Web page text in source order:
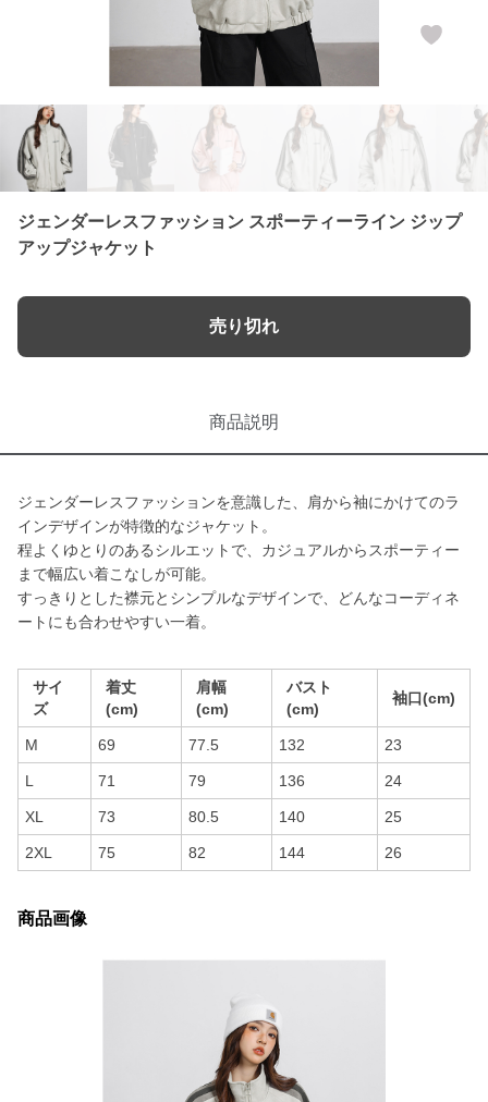
ジェンダーレスファッション スポーティーライン ジップ
アップジャケット
売り切れ
商品説明
ジェンダーレスファッションを意識した、肩から袖にかけてのラ
インデザインが特徴的なジャケット。
程よくゆとりのあるシルエットで、カジュアルからスポーティー
まで幅広い着こなしが可能。
すっきりとした襟元とシンプルなデザインで、どんなコーディネ
ートにも合わせやすい一着。
サイ
ズ
着丈
(cm)
肩幅
(cm)
バスト
(cm)
袖口(cm)
M 69 77.5 132 23
L 71 79 136 24
XL 73 80.5 140 25
2XL 75 82 144 26
商品画像